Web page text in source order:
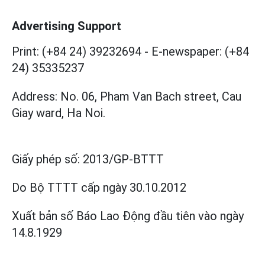
Advertising Support
Print: (+84 24) 39232694 - E-newspaper: (+84
24) 35335237
Address: No. 06, Pham Van Bach street, Cau
Giay ward, Ha Noi.
Giấy phép số: 2013/GP-BTTT
Do Bộ TTTT cấp ngày 30.10.2012
Xuất bản số Báo Lao Động đầu tiên vào ngày
14.8.1929